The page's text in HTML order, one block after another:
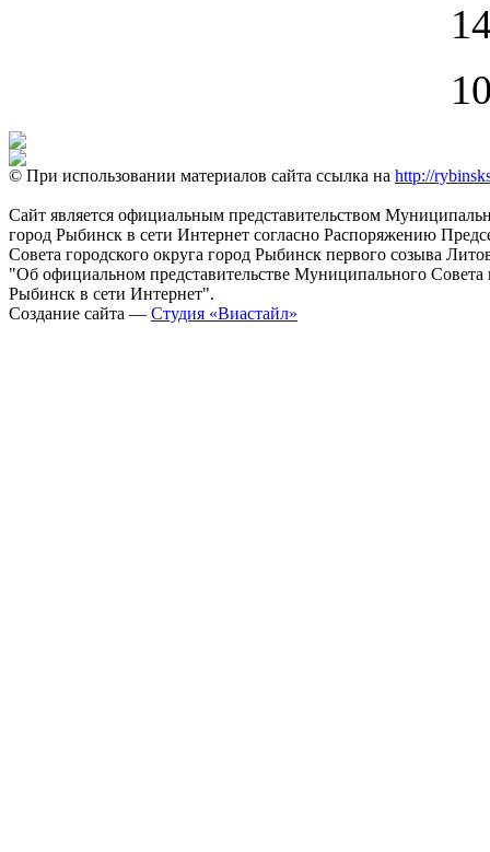
© При использовании материалов сайта ссылка на http://
Сайт является официальным представительством
город Рыбинск в сети Интернет согласно Распоряжению
Совета городского округа город Рыбинск первого созыва
"Об официальном представительстве Муниципального Совета
Рыбинск в сети Интернет".
Создание сайта — Студия «Виастайл»